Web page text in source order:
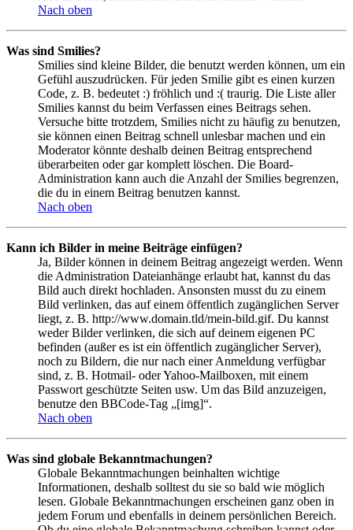
Nach oben
Was sind Smilies?
Smilies sind kleine Bilder, die benutzt werden können, um ein
Gefühl auszudrücken. Für jeden Smilie gibt es einen kurzen
Code, z. B. bedeutet :) fröhlich und :( traurig. Die Liste aller
Smilies kannst du beim Verfassen eines Beitrags sehen.
Versuche bitte trotzdem, Smilies nicht zu häufig zu benutzen,
sie können einen Beitrag schnell unlesbar machen und ein
Moderator könnte deshalb deinen Beitrag entsprechend
überarbeiten oder gar komplett löschen. Die Board-
Administration kann auch die Anzahl der Smilies begrenzen,
die du in einem Beitrag benutzen kannst.
Nach oben
Kann ich Bilder in meine Beiträge einfügen?
Ja, Bilder können in deinem Beitrag angezeigt werden. Wenn
die Administration Dateianhänge erlaubt hat, kannst du das
Bild auch direkt hochladen. Ansonsten musst du zu einem
Bild verlinken, das auf einem öffentlich zugänglichen Server
liegt, z. B. http://www.domain.tld/mein-bild.gif. Du kannst
weder Bilder verlinken, die sich auf deinem eigenen PC
befinden (außer es ist ein öffentlich zugänglicher Server),
noch zu Bildern, die nur nach einer Anmeldung verfügbar
sind, z. B. Hotmail- oder Yahoo-Mailboxen, mit einem
Passwort geschützte Seiten usw. Um das Bild anzuzeigen,
benutze den BBCode-Tag „[img]“.
Nach oben
Was sind globale Bekanntmachungen?
Globale Bekanntmachungen beinhalten wichtige
Informationen, deshalb solltest du sie so bald wie möglich
lesen. Globale Bekanntmachungen erscheinen ganz oben in
jedem Forum und ebenfalls in deinem persönlichen Bereich.